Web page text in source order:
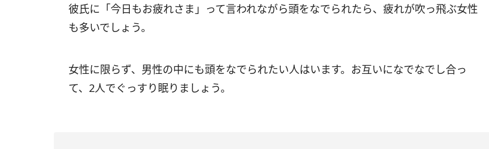
彼氏に「今日もお疲れさま」って言われながら頭をなでられたら、疲れが吹っ飛ぶ女性
も多いでしょう。
女性に限らず、男性の中にも頭をなでられたい人はいます。お互いになでなでし合っ
て、2人でぐっすり眠りましょう。